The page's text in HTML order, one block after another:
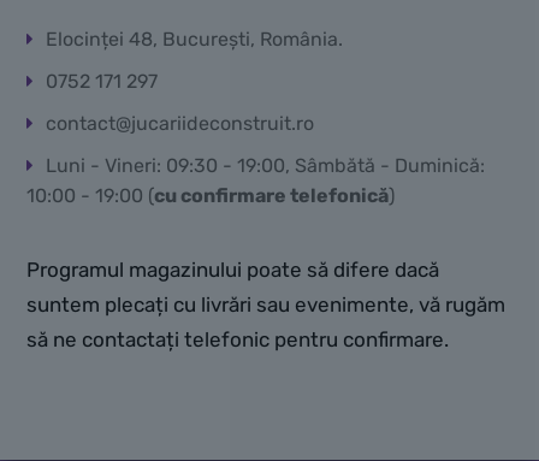
Elocinței 48, București, România.
0752 171 297
contact@jucariideconstruit.ro
Luni - Vineri: 09:30 - 19:00, Sâmbătă - Duminică:
10:00 - 19:00 (cu confirmare telefonică)
Programul magazinului poate să difere dacă
suntem plecați cu livrări sau evenimente, vă rugăm
să ne contactați telefonic pentru confirmare.